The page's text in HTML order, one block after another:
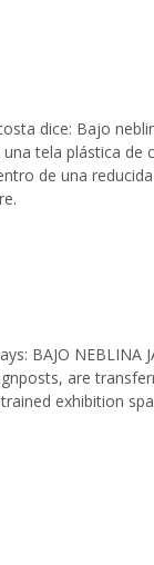
dice: Bajo
tela plástica
de una
NEBLINA
are
exhibition